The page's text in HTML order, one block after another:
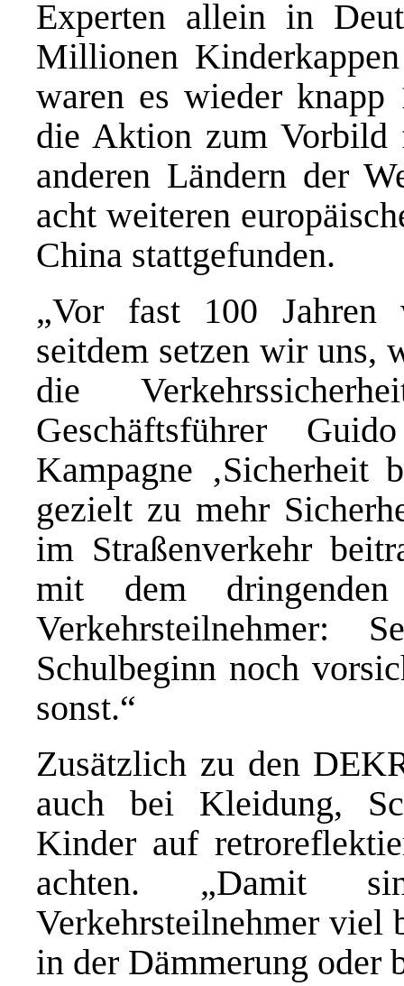
Experten allein in
Millionen
waren es wieder
die Aktion zum Vorbild
anderen Ländern der
acht weiteren
China stattgefunden.
„Vor fast 100 Jahren
seitdem setzen wir uns,
die
Geschäftsführer
Kampagne ‚Sicherheit
gezielt zu mehr
im Straßenverkehr
mit dem
Schulbeginn noch
sonst.“
Zusätzlich zu den
auch bei Kleidung,
Kinder auf
achten. „Damit
Verkehrsteilnehmer viel
in der Dämmerung oder